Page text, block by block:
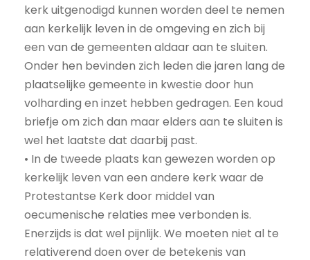
kerk uitgenodigd kunnen worden deel te nemen
aan kerkelijk leven in de omgeving en zich bij
een van de gemeenten aldaar aan te sluiten.
Onder hen bevinden zich leden die jaren lang de
plaatselijke gemeente in kwestie door hun
volharding en inzet hebben gedragen. Een koud
briefje om zich dan maar elders aan te sluiten is
wel het laatste dat daarbij past.
• In de tweede plaats kan gewezen worden op
kerkelijk leven van een andere kerk waar de
Protestantse Kerk door middel van
oecumenische relaties mee verbonden is.
Enerzijds is dat wel pijnlijk. We moeten niet al te
relativerend doen over de betekenis van